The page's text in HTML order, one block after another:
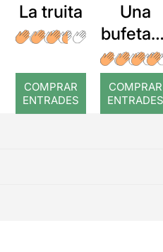
La truita
COMPRAR
ENTRADES
Una
bufetada
a
COMPRAR
ENTRADES